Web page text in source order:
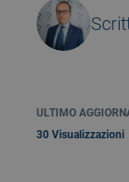
ULTIMO
30 Visualizzazioni